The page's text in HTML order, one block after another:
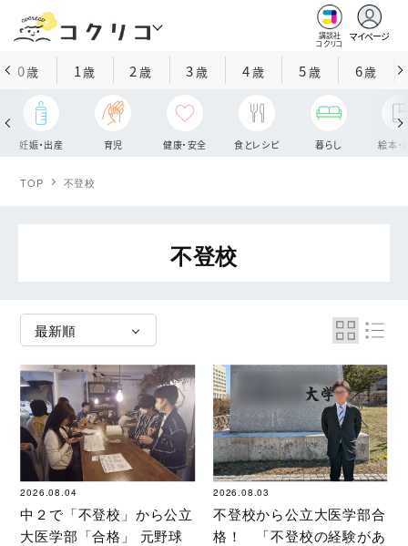
講談社
コクリコ
マイページ
0歳 1歳 2 歳 3歳 4歳 5歳 6歳
妊娠・出産 育児 健康・安全 食とレシピ 暮らし 絵本・
TOP 不登校
不登校
2026.08.04
中２で「不登校」から公立
大医学部「合格」 元野球
2026.08.03
不登校から公立大医学部合
格！ 「不登校の経験があ